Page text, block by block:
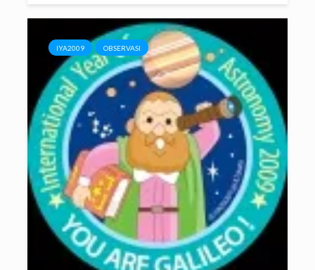
IYA2009 OBSERVASI